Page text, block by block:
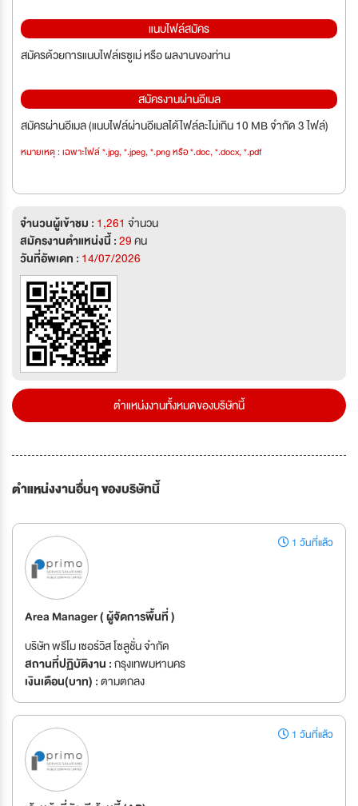
แนบไฟล์สมัคร
สมัครด้วยการแนบไฟล์เรซูเม่ หรือ ผลงานของท่าน
สมัครงานผ่านอีเมล
สมัครผ่านอีเมล (แนบไฟล์ผ่านอีเมลได้ไฟล์ละไม่เกิน 10 MB จำกัด 3 ไฟล์)
หมายเหตุ : เฉพาะไฟล์ *.jpg, *.jpeg, *.png หรือ *.doc, *.docx, *.pdf
จำนวนผู้เข้าชม : 1,261 จำนวน
สมัครงานตำแหน่งนี้ :29คน
วันที่อัพเดท : 14/07/2026
ตำแหน่งงานทั้งหมดของบริษัทนี้
ตำแหน่งงานอื่นๆ ของบริษัทนี้
1 วันที่แล้ว
Area Manager ( ผู้จัดการพื้นที่ )
บริษัท พรีโม เซอร์วิส โซลูชั่น จำกัด
สถานที่ปฏิบัติงาน :กรุงเทพมหานคร
เงินเดือน(บาท) :ตามตกลง
1 วันที่แล้ว